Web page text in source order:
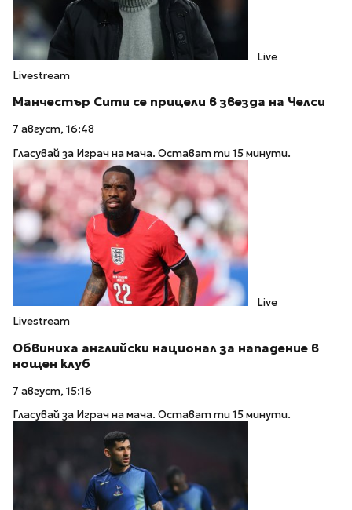
Live
Livestream
Манчестър Сити се прицели в звезда на Челси
7 август, 16:48
Гласувай за Играч на мача. Остават ти 15 минути.
Live
Livestream
Обвиниха английски национал за нападение в
нощен клуб
7 август, 15:16
Гласувай за Играч на мача. Остават ти 15 минути.